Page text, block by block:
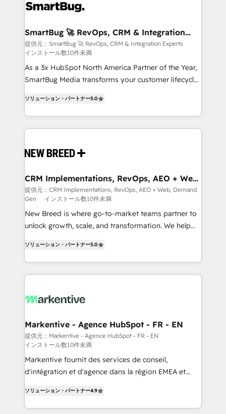
革を、構想から実装・定着までPMOとして主導。「設
の統合・浸透・変革管理を実行します。 ▸ CMS戦略設
計・構築：リード獲得・CVR・SEOを前提にした情報設
計・導線設計・テンプレート設計をContent Hubで一体
提供。 ▸ 既存CRM・MAからの移行支援：Salesforce・
Marketo・Pardot等からの移行、カスタム設計、履歴
Perplexity等のAI検索からの流入・引用を前提にコンテ
ンツとサイト構造を最適化。 🏆 なぜ100incを選ぶの
ISO9001:2015 取得 ✓ 400社以上の導入実績 ✓
状整理の壁打ちなど、構想段階からお気軽にお問い合わ
せください。
stalling growth. Fix your ICP, Math, and Story to stop
Scalable Architecture: Zero-technical-debt setup
across all Hubs, validated by our 7 HubSpot
Accreditations. AI-Powered RevOps: Breeze AI,
custom AI agents, and high-integrity migrations for
total reporting clarity. Security & Compliance: SOC 2
security. 🏆 Why Bluleadz? GTM OS Partner | 16+
Years Experience | 1,000+ Five-Star Reviews
SmartBug 🚀 RevOps, CRM & Integration
Experts
提供元：SmartBug 🚀 RevOps, CRM & Integration Experts
インストール数10件未満
As a 3x HubSpot North America Partner of the Year,
SmartBug Media transforms your customer lifecycle
includes specialized divisions Globalia (AI &
Software) and Point Success Media (Paid Media),
making this the official home for all three brands. 🔄
and system integrations powered by Globalia’s
trainers to drive platform adoption. 📈 Revenue
Generation - Full-funnel marketing and high-
performance advertising via Point Success Media. -
Expert deployment of Breeze AI and custom agents
to automate growth. 🏆 Elite Excellence - 8 platform
expertise. - A team of 250+ experts dedicated to
your resilient growth.
ソリューション・パートナー5.0
CRM Implementations, RevOps, AEO + Web,
Demand Gen
提供元：CRM Implementations, RevOps, AEO + Web, Demand
Gen
インストール数10件未満
New Breed is where go-to-market teams partner to
unlock growth, scale, and transformation. We help
customer platform and operationalize HubSpot’s
Loop Marketing framework through expert-led
services, smart agents, and purpose-built apps,
results, fast. ⚙️CRM & RevOps: Align all Hubs to your
🎯Demand Gen & ABM: Drive pipeline with inbound,
ABM, AEO, SEO, & paid media. 👩‍💻Web Design:
Build high-performing websites with UX, messaging,
& conversion strategy that drive results. 🤖AI
Strategy: Activate Breeze Agents, configure HubSpot
Integrations: Extend HubSpot with custom
integrations, hosting, & maintenance.
ソリューション・パートナー5.0
Markentive - Agence HubSpot - FR - EN
提供元：Markentive - Agence HubSpot - FR - EN
インストール数10件未満
Markentive fournit des services de conseil,
d'intégration et d'agence dans la région EMEA et
marketing automation, Growth, Revops, CRM et
webdesign. Markentive is both a consulting firm, a
ソリューション・パートナー4.9